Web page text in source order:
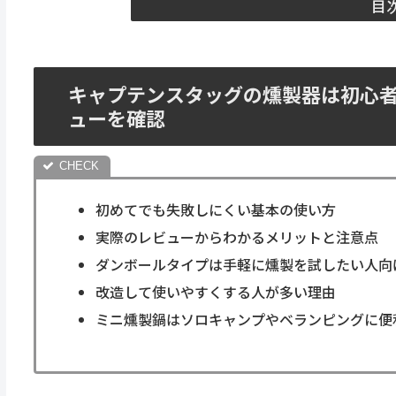
目
キャプテンスタッグの燻製器は初心
ューを確認
初めてでも失敗しにくい基本の使い方
実際のレビューからわかるメリットと注意点
ダンボールタイプは手軽に燻製を試したい人
改造して使いやすくする人が多い理由
ミニ燻製鍋はソロキャンプやベランピングに